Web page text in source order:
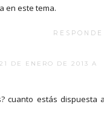
en este tema.
21 DE ENERO DE 2013 A
cuanto estás dispuesta